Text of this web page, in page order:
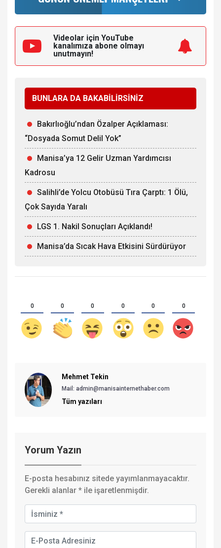
Videolar için YouTube
kanalımıza abone olmayı
unutmayın!
BUNLARA DA BAKABİLİRSİNİZ
Bakırlıoğlu’ndan Özalper Açıklaması:
“Dosyada Somut Delil Yok”
Manisa’ya 12 Gelir Uzman Yardımcısı
Kadrosu
Salihli’de Yolcu Otobüsü Tıra Çarptı: 1 Ölü,
Çok Sayıda Yaralı
LGS 1. Nakil Sonuçları Açıklandı!
Manisa’da Sıcak Hava Etkisini Sürdürüyor
0 0 0 0 0 0
Mehmet Tekin
Mail: admin@manisainternethaber.com
Tüm yazıları
Yorum Yazın
E-posta hesabınız sitede yayımlanmayacaktır.
Gerekli alanlar * ile işaretlenmişdir.